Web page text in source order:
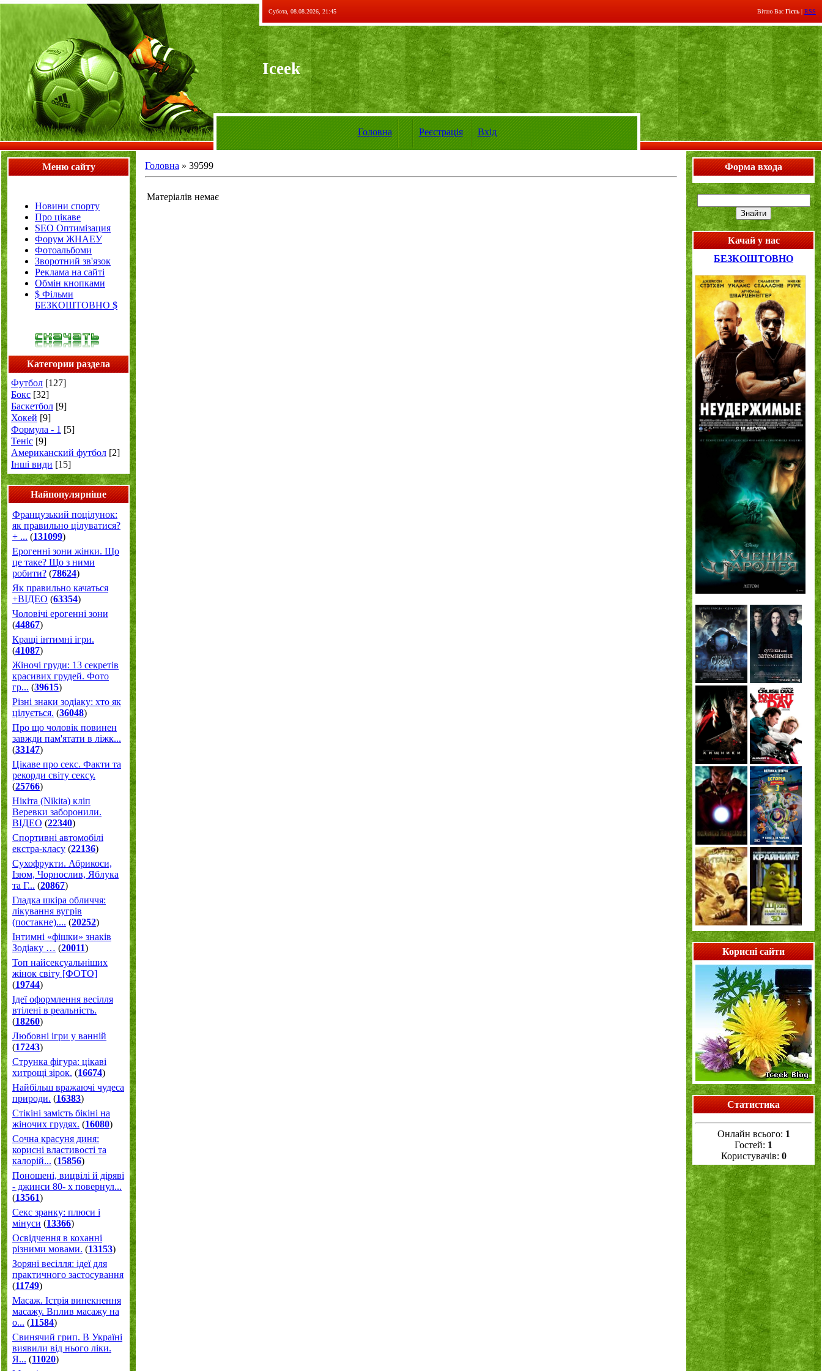
Субота, 08.08.2026, 21:45 Вітаю Вас Гість | RSS
Iceek
Головна Реєстрація Вхід
Меню сайту
Новини спорту
Про цікаве
SEO Оптимізация
Форум ЖНАЕУ
Фотоальбоми
Зворотний зв'язок
Реклама на сайті
Обмін кнопками
$ Фільми
БЕЗКОШТОВНО $
Категории раздела
Футбол [127]
Бокс [32]
Баскетбол [9]
Хокей [9]
Формула - 1 [5]
Теніс [9]
Американский футбол [2]
Інші види [15]
Найпопулярніше
Французький поцілунок:
як правильно цілуватися?
+ ... (131099)
Ерогенні зони жінки. Що
це таке? Що з ними
робити? (78624)
Як правильно качаться
+ВІДЕО (63354)
Чоловічі ерогенні зони
(44867)
Кращі інтимні ігри.
(41087)
Жіночі груди: 13 секретів
красивих грудей. Фото
гр... (39615)
Різні знаки зодіаку: хто як
цілується. (36048)
Про що чоловік повинен
завжди пам'ятати в ліжк...
(33147)
Цікаве про секс. Факти та
рекорди світу сексу.
(25766)
Нікіта (Nikita) кліп
Веревки заборонили.
ВІДЕО (22340)
Спортивні автомобілі
екстра-класу (22136)
Cухофрукти. Абрикоси,
Ізюм, Чорнослив, Яблука
та Г... (20867)
Гладка шкіра обличчя:
лікування вугрів
(постакне).... (20252)
Інтимні «фішки» знаків
Зодіаку … (20011)
Топ найсексуальніших
жінок світу [ФОТО]
(19744)
Ідеї оформлення весілля
втілені в реальність.
(18260)
Любовні ігри у ванній
(17243)
Струнка фігура: цікаві
хитрощі зірок. (16674)
Найбільш вражаючі чудеса
природи. (16383)
Стікіні замість бікіні на
жіночих грудях. (16080)
Сочна красуня диня:
корисні властивості та
калорій... (15856)
Поношені, вицвілі й діряві
- джинси 80- х повернул...
(13561)
Секс зранку: плюси і
мінуси (13366)
Освідчення в коханні
різними мовами. (13153)
Зоряні весілля: ідеї для
практичного застосування
(11749)
Масаж. Істрія винекнення
масажу. Вплив масажу на
о... (11584)
Свинячий грип. В Україні
виявили від нього ліки.
Я... (11020)
Головна » 39599
Матеріалів немає
Форма входа
Качай у нас
БЕЗКОШТОВНО
Корисні сайти
Статистика
Онлайн всього: 1
Гостей: 1
Користувачів: 0